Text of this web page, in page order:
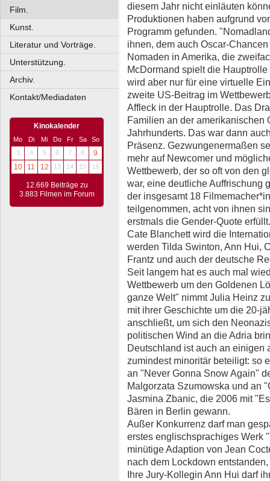
Film.
Kunst.
Literatur und Vorträge.
Unterstützung.
Archiv.
Kontakt/Mediadaten
Kinokalender
Mo Di Mi Do Fr Sa
So
3
4 5 6 7 8
9
10
11 12 13 14 15 16
12.669 Beiträge zu
3.883 Filmen im Forum
diesem Jahr nicht einläuten
Produktionen haben aufgrund
Programm gefunden.
ihnen, dem auch Oscar-
Nomaden in Amerika, die
McDormand spielt die
wird aber nur für eine virtuelle
zweite US-Beitrag im
Affleck in der Hauptrolle. Das
Familien an der amerikanischen
Jahrhunderts. Das war dann
Präsenz. Gezwungenermaßen
mehr auf Newcomer und
Wettbewerb, der so oft von den
war, eine deutliche Auffrischung
der insgesamt 18
teilgenommen, acht von ihnen
erstmals die Gender-Quote erfüllt.
Cate Blanchett wird die
werden Tilda Swinton, Ann Hui,
Frantz und auch der deutsche
Seit langem hat es auch mal
Wettbewerb um den Goldenen
ganze Welt" nimmt Julia Heinz
mit ihrer Geschichte um die 20-
anschließt, um sich den
politischen Wind an die Adria
Deutschland ist auch an einigen
zumindest minoritär beteiligt: so
an "Never Gonna Snow Again"
Malgorzata Szumowska und an
Jasmina Zbanic, die 2006 mit
Bären in Berlin gewann.
Außer Konkurrenz darf man
erstes englischsprachiges Werk
minütige Adaption von Jean
nach dem Lockdown
Ihre Jury-Kollegin Ann Hui darf